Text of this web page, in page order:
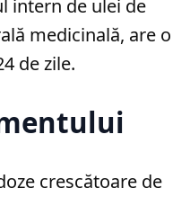
intern de ulei de
medicinală, are o
de zile.
crescătoare de